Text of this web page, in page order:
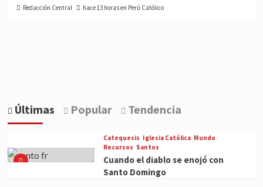
Redacción Central hace 13 horas en Perú Católico
Últimas Popular Tendencia
Catequesis Iglesia Católica Mundo
Recursos Santos
Cuando el diablo se enojó con
Santo Domingo